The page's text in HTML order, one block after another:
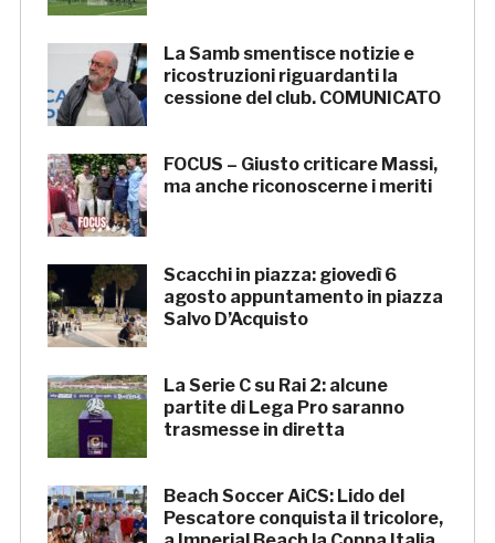
La Samb smentisce notizie e
ricostruzioni riguardanti la
cessione del club. COMUNICATO
FOCUS – Giusto criticare Massi,
ma anche riconoscerne i meriti
Scacchi in piazza: giovedì 6
agosto appuntamento in piazza
Salvo D’Acquisto
La Serie C su Rai 2: alcune
partite di Lega Pro saranno
trasmesse in diretta
Beach Soccer AiCS: Lido del
Pescatore conquista il tricolore,